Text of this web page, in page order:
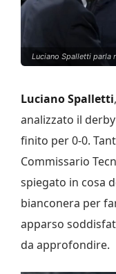
Luciano Spalletti parla
Luciano Spalletti
analizzato il
finito per 0-0.
Commissario
spiegato in cosa
bianconera per
apparso
da approfondire.